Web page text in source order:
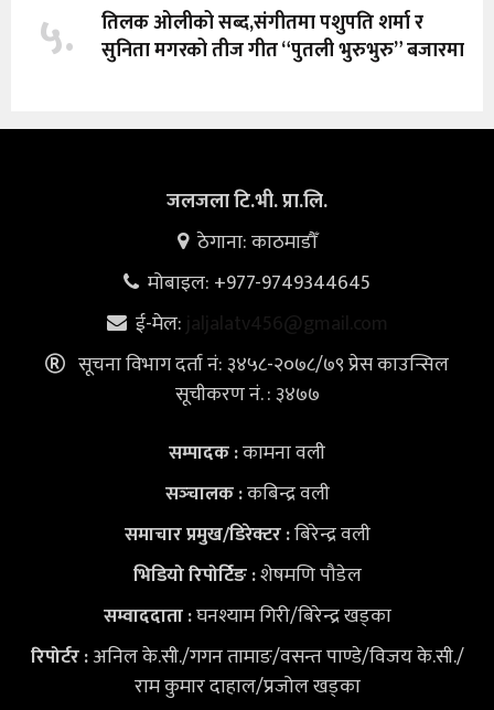
५.
तिलक ओलीको सब्द,संगीतमा पशुपति शर्मा र
सुनिता मगरको तीज गीत “पुतली भुरुभुरु” बजारमा
जलजला टि.भी. प्रा.लि.
ठेगाना: काठमाडौँ
मोबाइल: +977-9749344645
ई-मेल: jaljalatv456@gmail.com
सूचना विभाग दर्ता नं: ३४५८-२०७८/७९ प्रेस काउन्सिल
सूचीकरण नं. : ३४७७
सम्पादक :कामना वली
सञ्‍चालक :कबिन्द्र वली
समाचार प्रमुख/डिरेक्टर :बिरेन्द्र वली
भिडियोरिपोर्टिङ :शेषमणि पौडेल
सम्वाददाता :घनश्याम गिरी/बिरेन्द्र खड्का
रिपोर्टर :अनिल के.सी./गगन तामाङ/वसन्त पाण्डे/विजय के.सी./
राम कुमार दाहाल/प्रजोल खड्का